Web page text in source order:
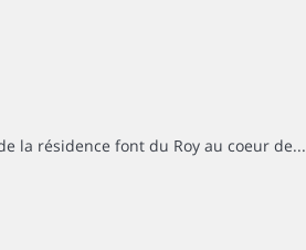
la résidence font du Roy au coeur de...